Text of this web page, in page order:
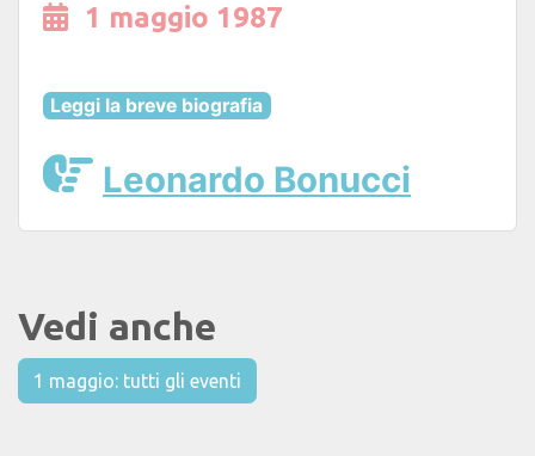
1 maggio 1987
Leggi la breve biografia
Leonardo Bonucci
Vedi anche
1 maggio: tutti gli eventi